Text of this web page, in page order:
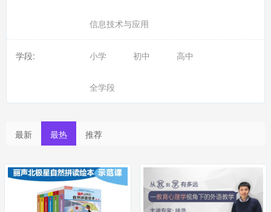
信息技术与应用
学段: 小学 初中 高中
全学段
最新 最热 推荐